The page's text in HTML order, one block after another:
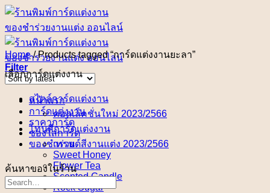
Skip
content
หน้าแรก
การ์ดแต่งงาน
ราคาการ์ด
ซองใส่การ์ด
ของชำร่วย
Sweet Honey
Flower Tea
Scented Candle
Rock Sugar
Home /Products tagged “การ์ดแต่งงานยะลา”
Filter
เลือกการ์ดแต่งงาน
สไตล์การ์ดแต่งงาน
คอลเล็คชั่นใหม่ 2023/2566
โทนสีการ์ดแต่งงาน
เทรนด์สีงานแต่ง 2023/2566
ค้นหาของในร้าน